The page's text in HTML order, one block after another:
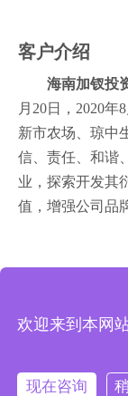
客户介绍
海南加钗投
月20日，2020年
新市农场、琼中
信、责任、和谐
业，探索开发其
值，增强公司品
欢迎来到本网
现在咨询